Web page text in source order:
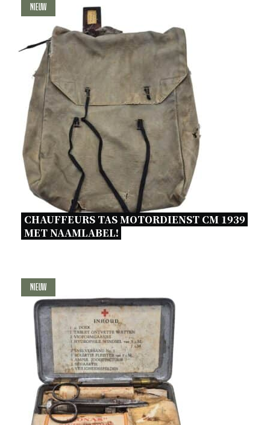
Nieuw
CHAUFFEURS TAS MOTORDIENST CM 1939
MET NAAMLABEL!
Nieuw